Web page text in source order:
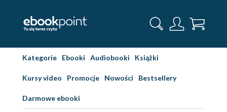
Kategorie Ebooki Audiobooki Książki
Kursy video Promocje Nowości Bestsellery
Darmowe ebooki